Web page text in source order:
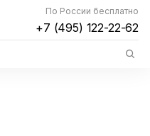
По России бесплатно
+7 (495) 122-22-62